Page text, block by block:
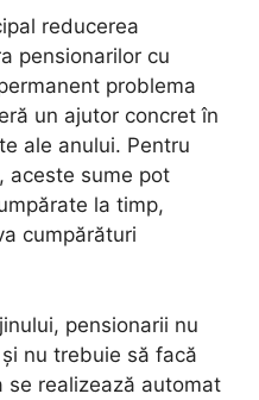
reducerea
pensionarilor cu
problema
un ajutor concret în
ale anului. Pentru
aceste sume pot
la timp,
cumpărături
pensionarii nu
nu trebuie să facă
se realizează automat